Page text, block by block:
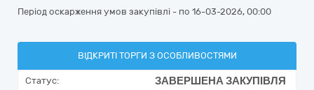
Період оскарження умов закупівлі - по 16-03-2026, 00:00
ВІДКРИТІ ТОРГИ З ОСОБЛИВОСТЯМИ
Статус: ЗАВЕРШЕНА ЗАКУПІВЛЯ